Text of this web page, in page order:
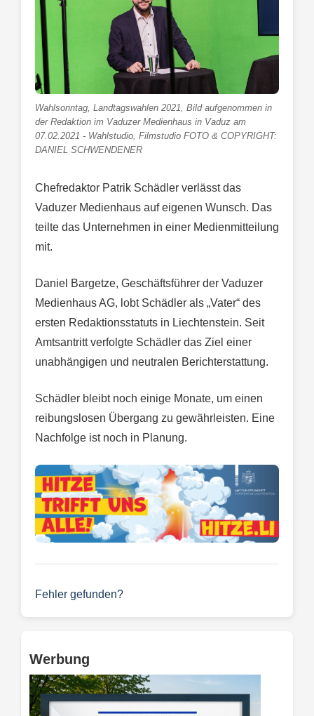
Wahlsonntag, Landtagswahlen 2021, Bild aufgenommen in
der Redaktion im Vaduzer Medienhaus in Vaduz am
07.02.2021 - Wahlstudio, Filmstudio FOTO & COPYRIGHT:
DANIEL SCHWENDENER
Chefredaktor Patrik Schädler verlässt das
Vaduzer Medienhaus auf eigenen Wunsch. Das
teilte das Unternehmen in einer Medienmitteilung
mit.
Daniel Bargetze, Geschäftsführer der Vaduzer
Medienhaus AG, lobt Schädler als „Vater“ des
ersten Redaktionsstatuts in Liechtenstein. Seit
Amtsantritt verfolgte Schädler das Ziel einer
unabhängigen und neutralen Berichterstattung.
Schädler bleibt noch einige Monate, um einen
reibungslosen Übergang zu gewährleisten. Eine
Nachfolge ist noch in Planung.
Fehler gefunden?
Werbung